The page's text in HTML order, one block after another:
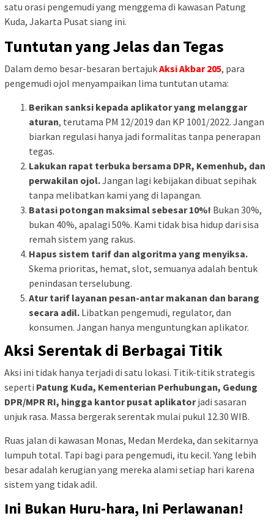
satu orasi pengemudi yang menggema di kawasan Patung
Kuda, Jakarta Pusat siang ini.
Tuntutan yang Jelas dan Tegas
Dalam demo besar-besaran bertajukAksi Akbar 205, para
pengemudi ojol menyampaikan lima tuntutan utama:
Berikan sanksi kepada aplikator yang melanggar
aturan, terutama PM 12/2019 dan KP 1001/2022. Jangan
biarkan regulasi hanya jadi formalitas tanpa penerapan
tegas.
Lakukan rapat terbuka bersama DPR, Kemenhub, dan
perwakilan ojol.Jangan lagi kebijakan dibuat sepihak
tanpa melibatkan kami yang di lapangan.
Batasi potongan maksimal sebesar 10%! Bukan 30%,
bukan 40%, apalagi 50%. Kami tidak bisa hidup dari sisa
remah sistem yang rakus.
Hapus sistem tarif dan algoritma yang menyiksa.
Skema prioritas, hemat, slot, semuanya adalah bentuk
penindasan terselubung.
Atur tarif layanan pesan-antar makanan dan barang
secara adil. Libatkan pengemudi, regulator, dan
konsumen. Jangan hanya menguntungkan aplikator.
Aksi Serentak di Berbagai Titik
Aksi ini tidak hanya terjadi di satu lokasi. Titik-titik strategis
seperti Patung Kuda, Kementerian Perhubungan, Gedung
DPR/MPR RI, hingga kantor pusat aplikatorjadi sasaran
unjuk rasa. Massa bergerak serentak mulai pukul 12.30 WIB.
Ruas jalan di kawasan Monas, Medan Merdeka, dan sekitarnya
lumpuh total. Tapi bagi para pengemudi, itu kecil. Yang lebih
besar adalah kerugian yang mereka alami setiap hari karena
sistem yang tidak adil.
Ini Bukan Huru-hara, Ini Perlawanan!